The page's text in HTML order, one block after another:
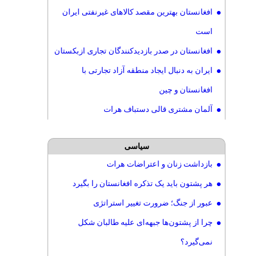
دختران دست‌فروش و گدا قربانی آزار و اذیت خیابانی
توافق‌نامه راهگذر ترانزیتی طالبان، ایران و
افغانستانیها در میان بزرگترین گروه‌های شاغل آلمان
روایت گاردین از فروش دختران خردسال در
معاون وزیر خارجه ایران در دیدار با وزیر خارجه
دیدار سفیر ایران با رییس استاندارد طالبان
معاون وزیر خارجه ایران به دیدار والی طالبان شتافت
دور جدید بورسیه‌های تحصیلی هند ویژه افغانستان
افغانستان بهترین مقصد کالاهای غیرنفتی ایران
است
افغانستان در صدر بازدیدکنندگان تجاری ازبکستان
ایران به دنبال ایجاد منطقه آزاد تجارتی با
افغانستان و چین
آلمان مشتری قالی دستباف هرات
سیاسی
بازداشت زنان و اعتراضات هرات
هر پشتون باید یک تذکره افغانستان را بگیرد
عبور از جنگ؛ ضرورت تغییر استراتژی
چرا از پشتون‌ها جبهه‌ای علیه طالبان شکل
نمی‌گیرد؟